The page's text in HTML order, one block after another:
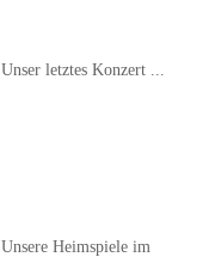
Unser letztes Konzert ...
Unsere Heimspiele im